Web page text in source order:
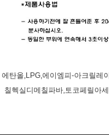
에탄올,LPG,에이엠피-아크릴레
칠헥실디메칠파바,토코페릴아